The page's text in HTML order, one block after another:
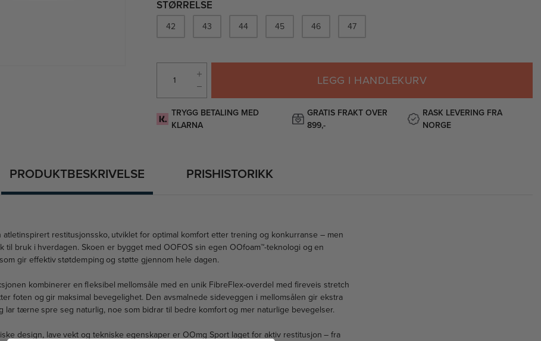
STØRRELSE
42 43 44 45 46 47
LEGG I HANDLEKURV
TRYGG BETALING MED
KLARNA
GRATIS FRAKT OVER
899,-
RASK LEVERING FRA
NORGE
PRODUKTBESKRIVELSE PRISHISTORIKK
atletinspirert restitusjonssko, utviklet for optimal komfort etter trening og konkurranse – men
til bruk i hverdagen. Skoen er bygget med OOFOS sin egen OOfoam™-teknologi og en
gir effektiv støtdemping og støtte gjennom hele dagen.
kombinerer en fleksibel mellomsåle med en unik FibreFlex-overdel med fireveis stretch
foten og gir maksimal bevegelighet. Den avsmalnede sideveggen i mellomsålen gir ekstra
lar tærne spre seg naturlig, noe som bidrar til bedre komfort og mer naturlige bevegelser.
design, lave vekt og tekniske egenskaper er OOmg Sport laget for aktiv restitusjon – fra